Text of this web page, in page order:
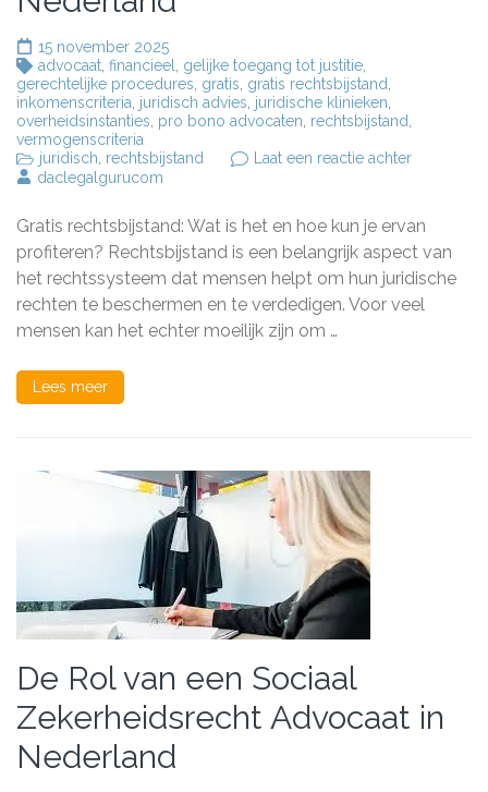
15 november 2025
advocaat financieel gelijke toegang tot justitie
gerechtelijke procedures gratis gratis rechtsbijstand
inkomenscriteria juridisch advies juridische klinieken
overheidsinstanties pro bono advocaten rechtsbijstand
vermogenscriteria
juridisch rechtsbijstand Laat een reactie achterop
moet
weten
over
gratis
daclegalgurucom
Gratis rechtsbijstand: Wat is het en hoe kun je ervan
profiteren? Rechtsbijstand is een belangrijk aspect van
het rechtssysteem dat mensen helpt om hun juridische
rechten te beschermen en te verdedigen. Voor veel
mensen kan het echter moeilijk zijn om …
Lees meer
De Rol van een Sociaal
Zekerheidsrecht Advocaat in
Nederland